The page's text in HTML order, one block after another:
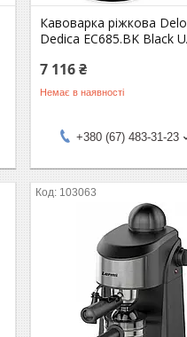
Кавоварка ріжкова
Dedica EC685.BK Black
7 116 ₴
Немає в наявності
+380 (67) 483-31-23
103063